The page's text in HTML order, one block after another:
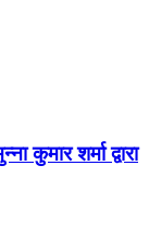
कुमार शर्मा द्वारा